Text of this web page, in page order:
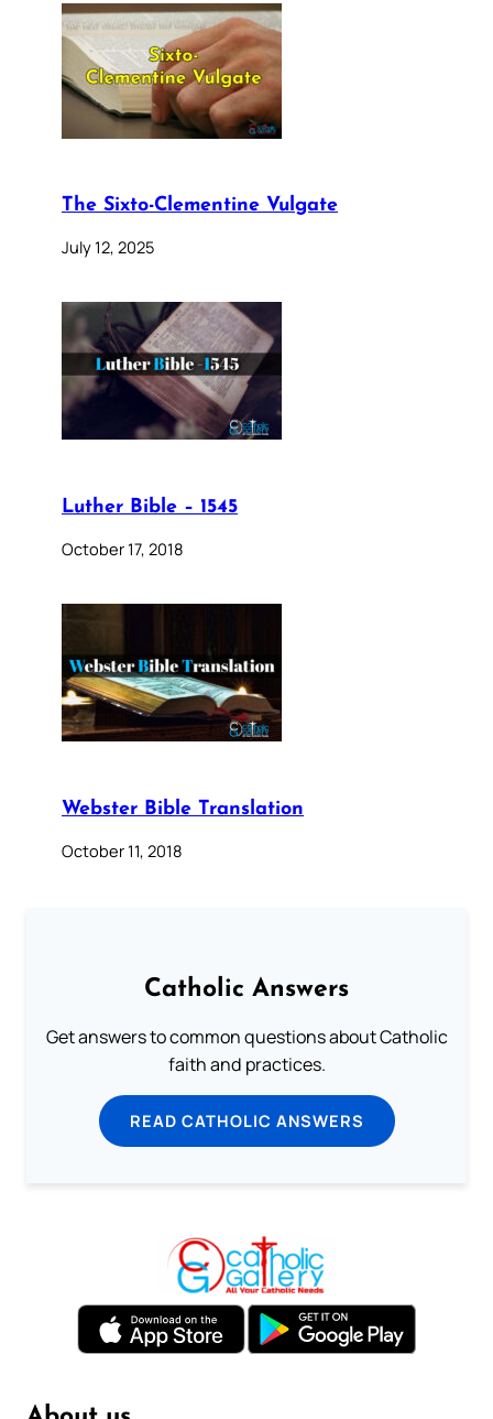
The Sixto-Clementine Vulgate
July 12, 2025
Luther Bible – 1545
October 17, 2018
Webster Bible Translation
October 11, 2018
Catholic Answers
Get answers to common questions about Catholic
faith and practices.
READ CATHOLIC ANSWERS